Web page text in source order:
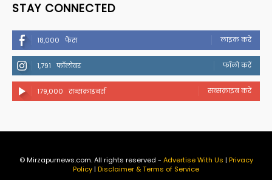
STAY CONNECTED
18,000 फैंस लाइक करें
1,791 फॉलोवर फॉलो करें
179,000 सब्सक्राइबर्स सब्सक्राइब करें
© Mirzapurnews.com. All rights reserved - Advertise With Us | Privacy
Policy| Disclaimer & Terms of Service